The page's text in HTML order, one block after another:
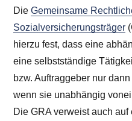
DieGemeinsame
Sozialversicherungsträger
hierzu fest, dass eine
eine selbstständige
bzw. Auftraggeber nur
wenn sie unabhängig
Die GRA verweist auch